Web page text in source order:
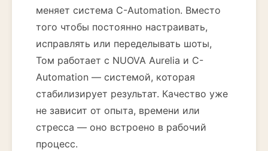
меняет система C-Automation. Вместо
того чтобы постоянно настраивать,
исправлять или переделывать шоты,
Том работает с NUOVA Aurelia и C-
Automation — системой, которая
стабилизирует результат. Качество уже
не зависит от опыта, времени или
стресса — оно встроено в рабочий
процесс.